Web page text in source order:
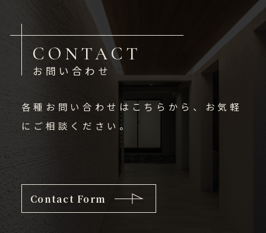
CONTACT
お問い合わせ
各種お問い合わせはこちらから、お気軽
にご相談ください。
Contact Form